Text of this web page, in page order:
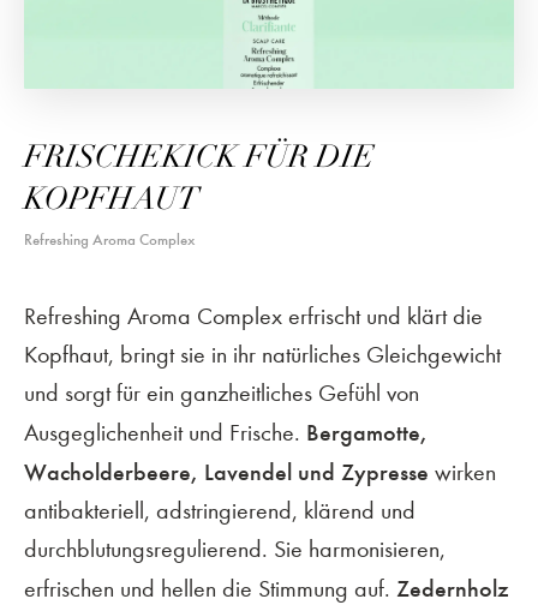
FRISCHEKICK FÜR DIE
KOPFHAUT
Refreshing Aroma Complex
Refreshing Aroma Complex erfrischt und klärt die
Kopfhaut, bringt sie in ihr natürliches Gleichgewicht
und sorgt für ein ganzheitliches Gefühl von
Ausgeglichenheit und Frische. Bergamotte,
Wacholderbeere, Lavendel und Zypresse wirken
antibakteriell, adstringierend, klärend und
durchblutungsregulierend. Sie harmonisieren,
erfrischen und hellen die Stimmung auf. Zedernholz